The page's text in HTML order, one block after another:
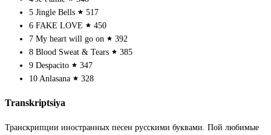
5 Jingle Bells
517
6 FAKE LOVE
450
7 My heart will go on
392
8 Blood Sweat & Tears
385
9 Despacito
347
10 Anlasana 328
Transkriptsiya
Транскрипции иностранных песен русскими буквами. Пой любимые